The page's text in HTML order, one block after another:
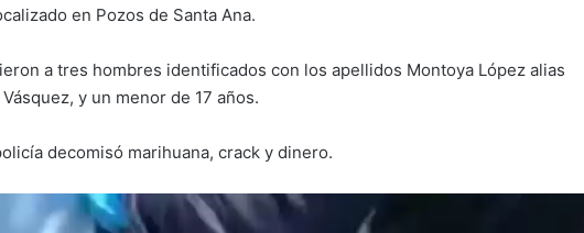
en Pozos de Santa Ana.
a tres hombres identificados con los apellidos Montoya López alias
Vásquez, y un menor de 17 años.
decomisó marihuana, crack y dinero.